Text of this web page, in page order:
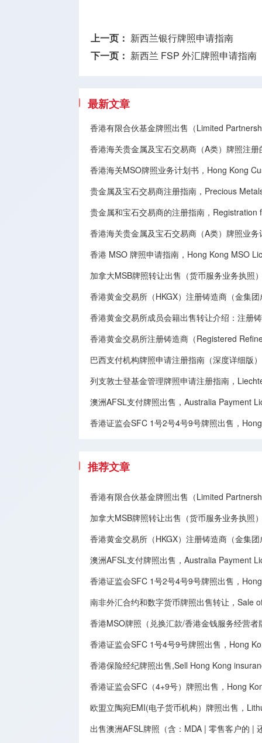
上一页： 新西兰银行牌照申请指南
下一页： 新西兰 FSP 外汇牌照申请指南
最新文章
香港有限合伙基金牌照出售（Limited
香港海关贵金属及宝石交易商（A类）牌照注册
香港海关MSO牌照业务计划书，Hong Kong
贵金属及宝石交易商注册指南，Precious
贵金属和宝石交易商的注册指南，
香港海关贵金属及宝石交易商（A类）牌照业
香港 MSO 牌照申请指南，Hong Kong MSO
加拿大MSB牌照转让​出售（货币服务业务执照），
香港黄金交易所（HKGX）注册铸造商（金集
香港黄金交易所成员会籍出售转让介绍：注册铸造
香港黄金交易所注册铸造商（Registered
巴西支付机构牌照申请注册指南（深度详细版）
列支敦士登基金管理牌照申请注册指南，
澳洲AFSL支付牌照出售，Australia Payment
香港证监会SFC 1号2号4号9号牌照出售，
推荐文章
香港有限合伙基金牌照出售（Limited
加拿大MSB牌照转让​出售（货币服务业务执照），
香港黄金交易所（HKGX）注册铸造商（金集
澳洲AFSL支付牌照出售，Australia Payment
香港证监会SFC 1号2号4号9号牌照出售，
南非外汇合约和数字货币牌照出售转让，Sale
香港MSO牌照（兑换汇款/香港金钱服务经营者牌
香港证监会SFC 1号4号9号牌照出售，Hong
香港保险经纪牌照出售,Sell Hong Kong
香港证监会SFC（4+9号）牌照出售，Hong
欧盟立陶宛EMI(电子货币机构）牌照出售，
出售澳洲AFSL牌照（含：MDA | 零售客户的 |